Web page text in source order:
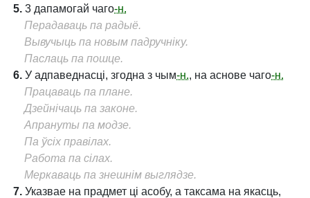
5. 3 дапамогай чаго-н.
Перадаваць па радыё.
Вывучыць па новым падручніку.
Паслаць па пошце.
6. У адпаведнасці, згодна з чым-н., на аснове чаго-н.
Працаваць па плане.
Дзейнічаць па законе.
Апрануты па модзе.
Па ўсіх правілах.
Работа па сілах.
Меркаваць па знешнім выглядзе.
7. Указвае на прадмет ці асобу, а таксама на якасць,